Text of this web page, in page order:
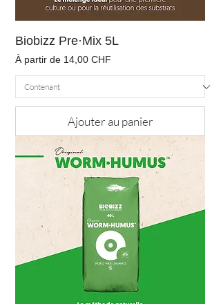
Biobizz Pre·Mix 5L
À partir de 14,00 CHF
Prix promotionnel
Ajouter au panier